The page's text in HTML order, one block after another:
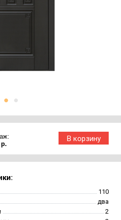
110
два
2